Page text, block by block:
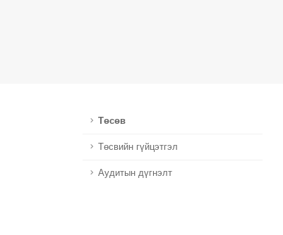
Төсөв
Төсвийн гүйцэтгэл
Аудитын дүгнэлт